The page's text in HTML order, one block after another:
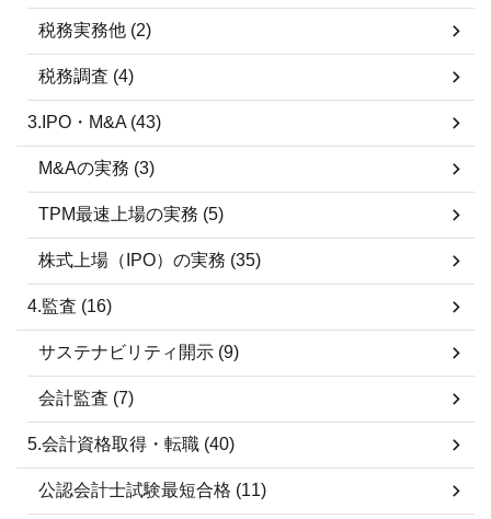
税務実務他 (2)
税務調査 (4)
3.IPO・M&A (43)
M&Aの実務 (3)
TPM最速上場の実務 (5)
株式上場（IPO）の実務 (35)
4.監査 (16)
サステナビリティ開示 (9)
会計監査 (7)
5.会計資格取得・転職 (40)
公認会計士試験最短合格 (11)